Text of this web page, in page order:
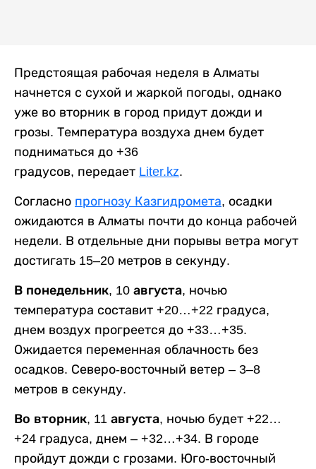
Предстоящая рабочая неделя в Алматы
начнется с сухой и жаркой погоды, однако
уже во вторник в город придут дожди и
грозы. Температура воздуха днем будет
подниматься до +36
градусов, передает Liter.kz.
Согласно прогнозу Казгидромета, осадки
ожидаются в Алматы почти до конца рабочей
недели. В отдельные дни порывы ветра могут
достигать 15–20 метров в секунду.
В понедельник, 10 августа, ночью
температура составит +20…+22 градуса,
днем воздух прогреется до +33…+35.
Ожидается переменная облачность без
осадков. Северо-восточный ветер – 3–8
метров в секунду.
Во вторник, 11 августа, ночью будет +22…
+24 градуса, днем – +32…+34. В городе
пройдут дожди с грозами. Юго-восточный